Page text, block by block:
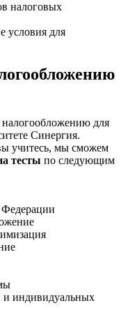
налоговых
условия для
для
Синергия.
учитесь, мы сможем
тесты по следующим
Федерации
и индивидуальных